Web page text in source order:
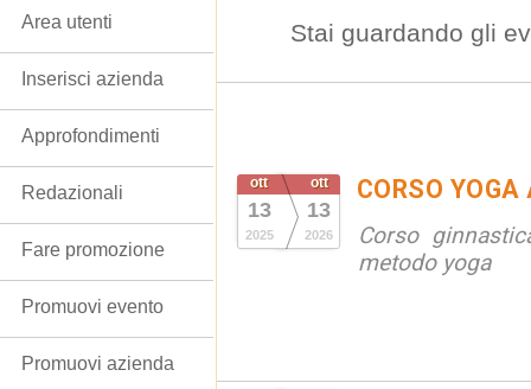
Stai guardando gli
ott
13
2025
ott
13
2026
CORSO
Corso
metodo yoga
Area utenti
Inserisci azienda
Approfondimenti
Redazionali
Fare promozione
Promuovi evento
Promuovi azienda